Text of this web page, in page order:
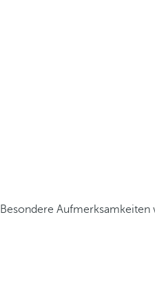
Besondere Aufmerksamkeiten